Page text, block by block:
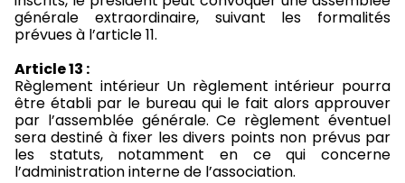
générale extraordinaire, suivant les formalités
prévues à l’article 11.
Article 13 :
Règlement intérieur Un règlement intérieur pourra
être établi par le bureau qui le fait alors approuver
par l’assemblée générale. Ce règlement éventuel
sera destiné à fixer les divers points non prévus par
les statuts, notamment en ce qui concerne
l’administration interne de l’association.